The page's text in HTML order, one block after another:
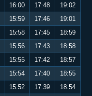
16:00 17:48
19:02
15:59 17:46
19:01
15:58 17:45
18:59
15:56 17:43
18:58
15:55 17:42
18:57
15:54 17:40
18:55
15:52 17:39
18:54